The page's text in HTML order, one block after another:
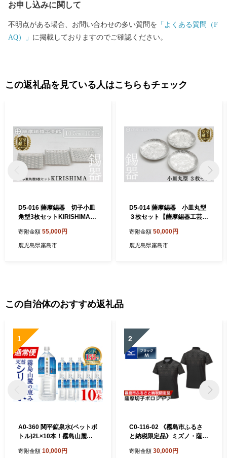
ことができます。遠いようで近いまち「霧島市」。多くの偉人が
癒されたこのまちで、みなさんも日ごろの疲れを癒してみません
さと職人技で注目を集めている「薩摩錫器」や「薩摩切子」など
お申し込みに関して
不明点がある場合、お問い合わせの多い質問を 「よくある質問（F
AQ）」 に掲載しておりますのでご確認ください。
この返礼品を見ている人はこちらもチェック
D5-016 薩摩錫器 切子小皿
角型3枚セットKIRISHIMA
寄附金額 55,000円
鹿児島県霧島市
D5-014 薩摩錫器 小皿丸型
３枚セット【薩摩錫器工芸
寄附金額 50,000円
鹿児島県霧島市
この自治体のおすすめ返礼品
1
A0-360 関平鉱泉水(ペットボ
トル)2L×10本！霧島山麓の
水♪美容と健康のミネラル成
寄附金額 10,000円
2
C0-116-02 《霧島市ふるさ
と納税限定品》ミズノ・薩摩
ク・M)【ミズノ】 日本製 国
寄附金額 30,000円